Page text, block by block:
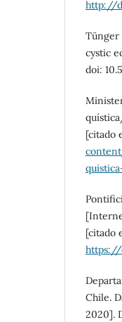
http://
Tünger
cystic
doi:
[citado
[citado
https://
Chile.
2020].